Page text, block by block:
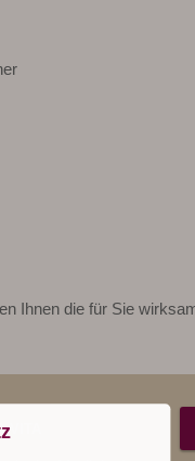
Ihnen die für Sie
VITA